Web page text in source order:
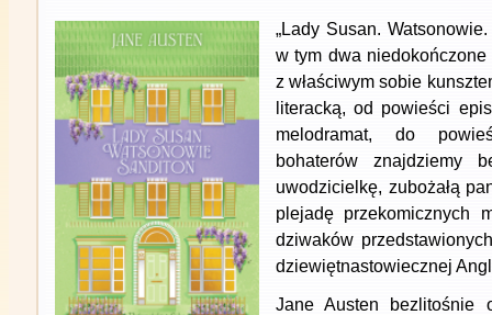
„Lady Susan.
w tym dwa
z właściwym sobie
literacką, od powieści
melodramat, do
bohaterów znajdziemy
uwodzicielkę, zubożałą
plejadę przekomicznych
dziwaków
dziewiętnastowiecznej
Jane Austen bezlitośnie